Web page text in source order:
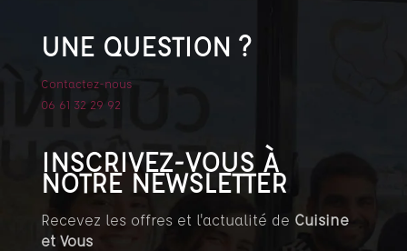
UNE QUESTION ?
Contactez-nous
06 61 32 29 92
INSCRIVEZ-VOUS À
NOTRE NEWSLETTER
Recevez les offres et l'actualité de Cuisine
et Vous